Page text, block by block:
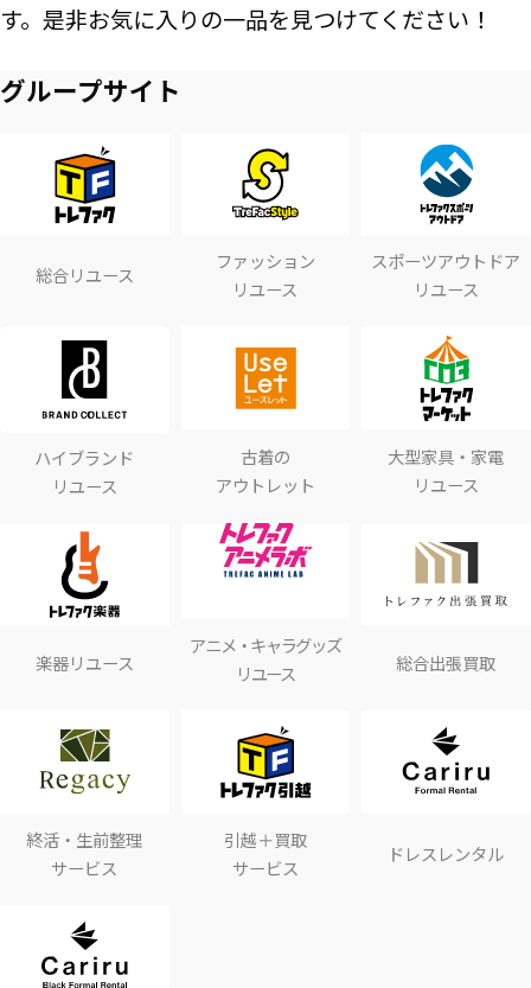
す。是非お気に入りの一品を見つけてください！
グループサイト
総合リユース
ファッション
リユース
スポーツアウトドア
リユース
ハイブランド
リユース
古着の
アウトレット
大型家具・家電
リユース
楽器リユース
アニメ・キャラグッズ
リユース
総合出張買取
終活・生前整理
サービス
引越＋買取
サービス
ドレスレンタル